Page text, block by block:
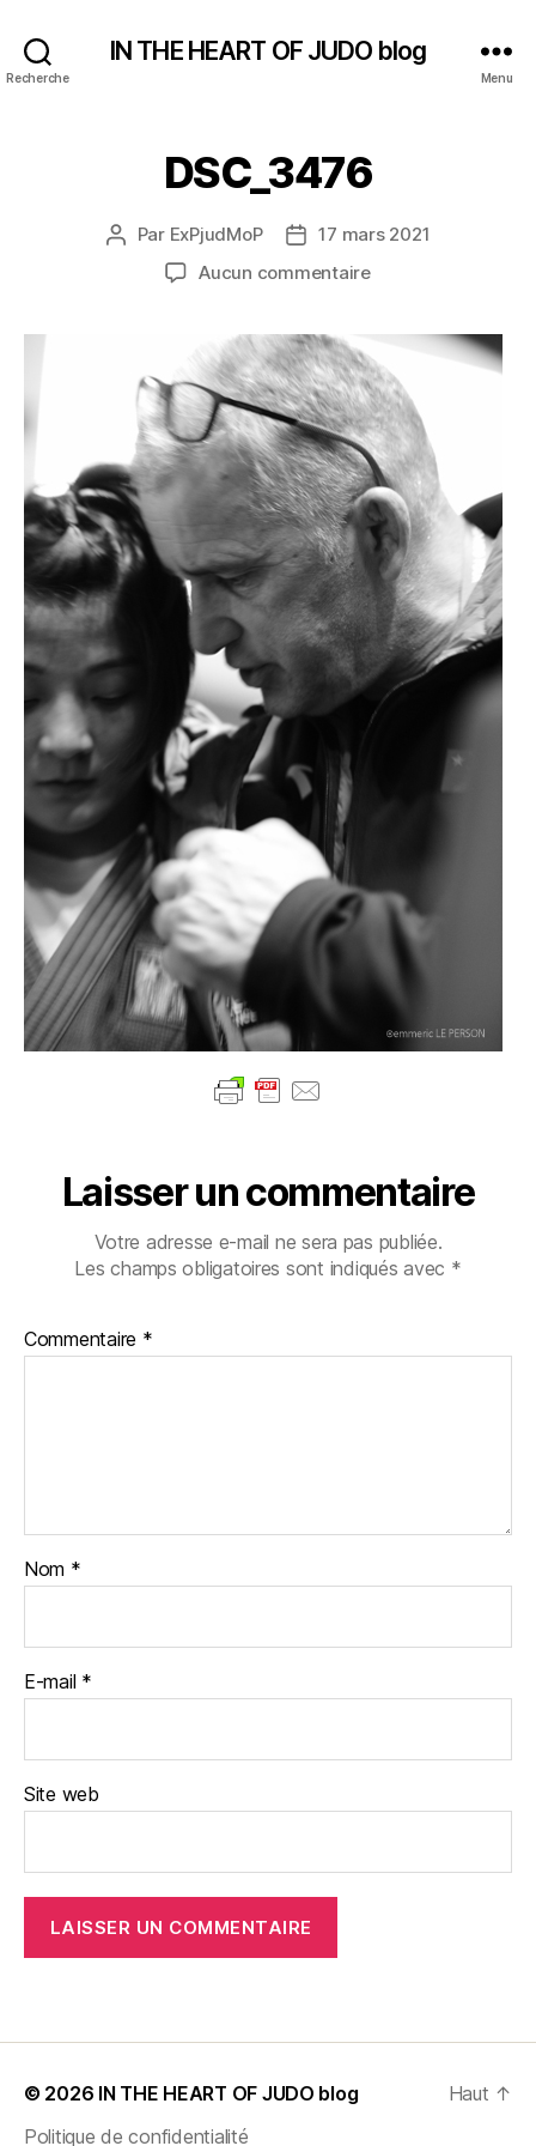
Recherche
IN THE HEART OF JUDO blog
Menu
DSC_3476
Auteur
l’article
Par ExPjudMoP
Date17 mars 2021
Aucun commentairesur
Laisser un commentaire
Votre adresse e-mail ne sera pas publiée.
Les champs obligatoires sont indiqués avec *
Commentaire *
Nom *
E-mail *
Site web
© 2026 IN THE HEART OF JUDO blog
Politique de confidentialité
Haut ↑